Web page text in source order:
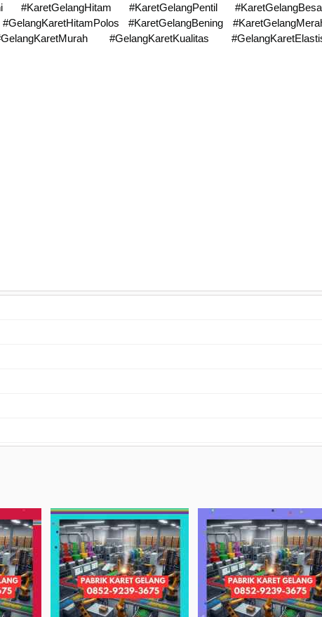
#KaretGelangHitam #KaretGelangPentil
#KaretGelangBening
#GelangKaretKualitas